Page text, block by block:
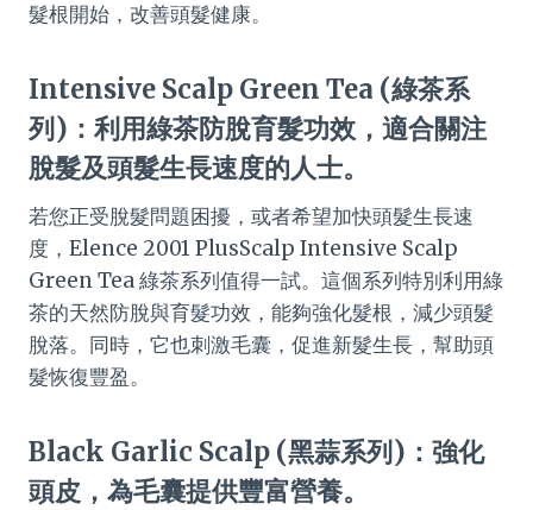
髮根開始，改善頭髮健康。
Intensive Scalp Green Tea (綠茶系
列)：利用綠茶防脫育髮功效，適合關注
脫髮及頭髮生長速度的人士。
若您正受脫髮問題困擾，或者希望加快頭髮生長速
度，Elence 2001 PlusScalp Intensive Scalp
Green Tea 綠茶系列值得一試。這個系列特別利用綠
茶的天然防脫與育髮功效，能夠強化髮根，減少頭髮
脫落。同時，它也刺激毛囊，促進新髮生長，幫助頭
髮恢復豐盈。
Black Garlic Scalp (黑蒜系列)：強化
頭皮，為毛囊提供豐富營養。